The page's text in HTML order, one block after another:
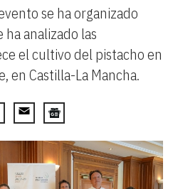
se ha organizado
analizado las
el cultivo del pistacho en
en Castilla-La Mancha.
Email